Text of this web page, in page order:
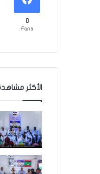
0
Fans
الأكثر